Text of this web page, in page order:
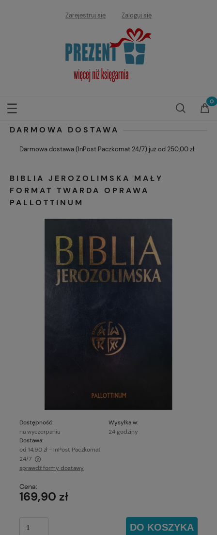
Zarejestruj się Zaloguj się
DARMOWA DOSTAWA
Darmowa dostawa (InPost Paczkomat 24/7) już od 250,00 zł.
BIBLIA JEROZOLIMSKA MAŁY
FORMAT TWARDA OPRAWA
PALLOTTINUM
Dostępność:
na wyczerpaniu
Wysyłka w:
24 godziny
Dostawa:
od 14,90 zł - InPost Paczkomat
24/7
Cena nie zawiera ewentualnych kosztów płatności
sprawdź formy dostawy
Cena:
169,90 zł
DO KOSZYKA